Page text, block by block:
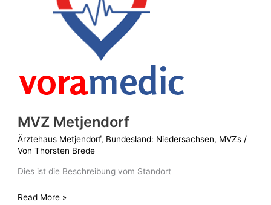
MVZ Metjendorf
Ärztehaus Metjendorf, Bundesland: Niedersachsen, MVZs /
VonThorsten Brede
Dies ist die Beschreibung vom Standort
Read More »